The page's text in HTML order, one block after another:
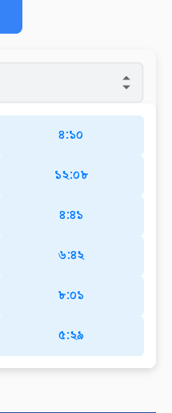
৪:১০
১২:০৮
৪:৪১
৬:৪২
৮:০১
৫:২৯